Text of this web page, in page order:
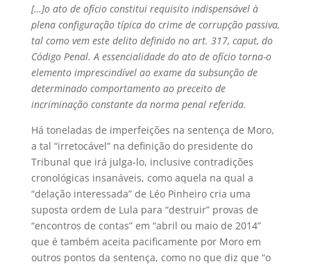
[…]o ato de ofício constitui requisito indispensável à
plena configuração típica do crime de corrupção passiva,
tal como vem este delito definido no art. 317, caput, do
Código Penal. A essencialidade do ato de ofício torna-o
elemento imprescindível ao exame da subsunção de
determinado comportamento ao preceito de
incriminação constante da norma penal referida.
Há toneladas de imperfeições na sentença de Moro,
a tal “irretocável” na definição do presidente do
Tribunal que irá julga-lo, inclusive contradições
cronológicas insanáveis, como aquela na qual a
“delação interessada” de Léo Pinheiro cria uma
suposta ordem de Lula para “destruir” provas de
“encontros de contas” em “abril ou maio de 2014”
que é também aceita pacificamente por Moro em
outros pontos da sentença, como no que diz que “o